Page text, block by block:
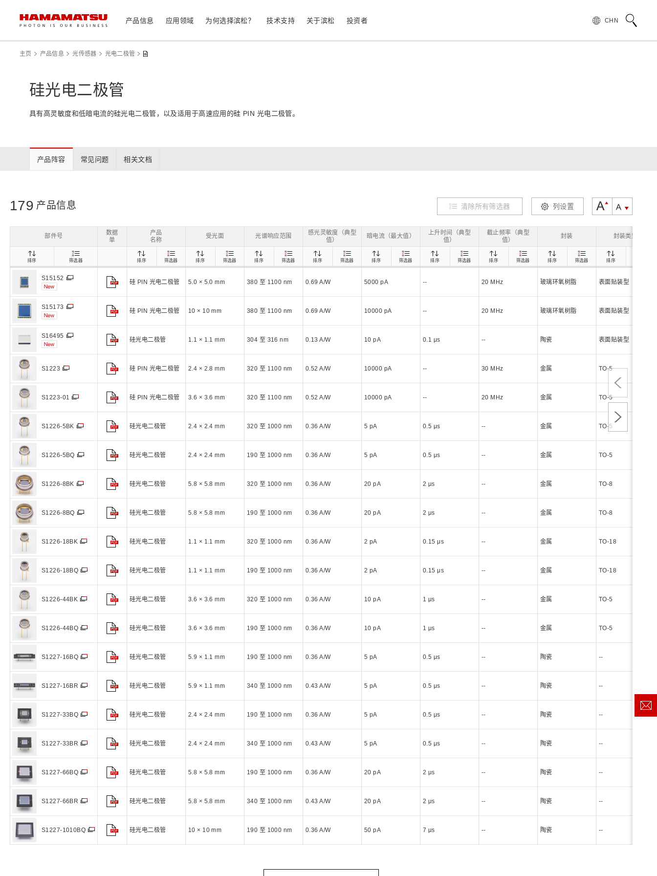
产品信息 应用领域 为何选择滨松？ 技术支持 关于滨松 投资者 CHN
产品信息
光传感器
相机
系统/仪器
半导体制程支撑类产品
生命科学和医疗系统
距离和位置传感器 太赫兹 (THz) 传感器
应用领域
医疗
消费电子产品
技术支持
关于滨松
研发
投资者
综合报告库 财务概要(合并年度报告)
主页 产品信息 光传感器 光电二极管
硅光电二极管
具有高灵敏度和低暗电流的硅光电二极管，以及适用于高速应用的硅 PIN 光电二极管。
产品阵容 常见问题 相关文档
179 产品信息 清除所有筛选器 列设置
S15152
硅 PIN 光电二极管 5.0 × 5.0 mm 380 至 1100 nm 0.69 A/W 5000 pA -- 20 MHz 玻璃环氧树脂 表面贴装型
S15173
硅 PIN 光电二极管 10 × 10 mm 380 至 1100 nm 0.69 A/W 10000 pA -- 20 MHz 玻璃环氧树脂 表面贴装型
S16495
硅光电二极管 1.1 × 1.1 mm 304 至 316 nm 0.13 A/W 10 pA 0.1 μs -- 陶瓷 表面贴装型
S1223 硅 PIN 光电二极管 2.4 × 2.8 mm 320 至 1100 nm 0.52 A/W 10000 pA -- 30 MHz 金属 TO-5
S1223-01 硅 PIN 光电二极管 3.6 × 3.6 mm 320 至 1100 nm 0.52 A/W 10000 pA -- 20 MHz 金属 TO-5
S1226-5BK 硅光电二极管 2.4 × 2.4 mm 320 至 1000 nm 0.36 A/W 5 pA 0.5 μs -- 金属 TO-5
S1226-5BQ 硅光电二极管 2.4 × 2.4 mm 190 至 1000 nm 0.36 A/W 5 pA 0.5 μs -- 金属 TO-5
S1226-8BK 硅光电二极管 5.8 × 5.8 mm 320 至 1000 nm 0.36 A/W 20 pA 2 μs -- 金属 TO-8
S1226-8BQ 硅光电二极管 5.8 × 5.8 mm 190 至 1000 nm 0.36 A/W 20 pA 2 μs -- 金属 TO-8
S1226-18BK 硅光电二极管 1.1 × 1.1 mm 320 至 1000 nm 0.36 A/W 2 pA 0.15 μs -- 金属 TO-18
S1226-18BQ 硅光电二极管 1.1 × 1.1 mm 190 至 1000 nm 0.36 A/W 2 pA 0.15 μs -- 金属 TO-18
S1226-44BK 硅光电二极管 3.6 × 3.6 mm 320 至 1000 nm 0.36 A/W 10 pA 1 μs -- 金属 TO-5
S1226-44BQ 硅光电二极管 3.6 × 3.6 mm 190 至 1000 nm 0.36 A/W 10 pA 1 μs -- 金属 TO-5
S1227-16BQ 硅光电二极管 5.9 × 1.1 mm 190 至 1000 nm 0.36 A/W 5 pA 0.5 μs -- 陶瓷 --
S1227-16BR 硅光电二极管 5.9 × 1.1 mm 340 至 1000 nm 0.43 A/W 5 pA 0.5 μs -- 陶瓷 --
S1227-33BQ 硅光电二极管 2.4 × 2.4 mm 190 至 1000 nm 0.36 A/W 5 pA 0.5 μs -- 陶瓷 --
S1227-33BR 硅光电二极管 2.4 × 2.4 mm 340 至 1000 nm 0.43 A/W 5 pA 0.5 μs -- 陶瓷 --
S1227-66BQ 硅光电二极管 5.8 × 5.8 mm 190 至 1000 nm 0.36 A/W 20 pA 2 μs -- 陶瓷 --
S1227-66BR 硅光电二极管 5.8 × 5.8 mm 340 至 1000 nm 0.43 A/W 20 pA 2 μs -- 陶瓷 --
S1227-1010BQ 硅光电二极管 10 × 10 mm 190 至 1000 nm 0.36 A/W 50 pA 7 μs -- 陶瓷 --
部件号
数据
单
产品
名称
受光面 光谱响应范围
感光灵敏度（典型
值）
暗电流（最大值）
上升时间（典型
值）
截止频率（典型
值）
封装 封装类别
排序 筛选器 排序 筛选器 排序 筛选器 排序 筛选器 排序 筛选器 排序 筛选器 排序 筛选器 排序 筛选器 排序 筛选器 排序